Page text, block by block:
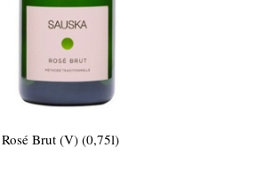
Brut (V) (0,75l)